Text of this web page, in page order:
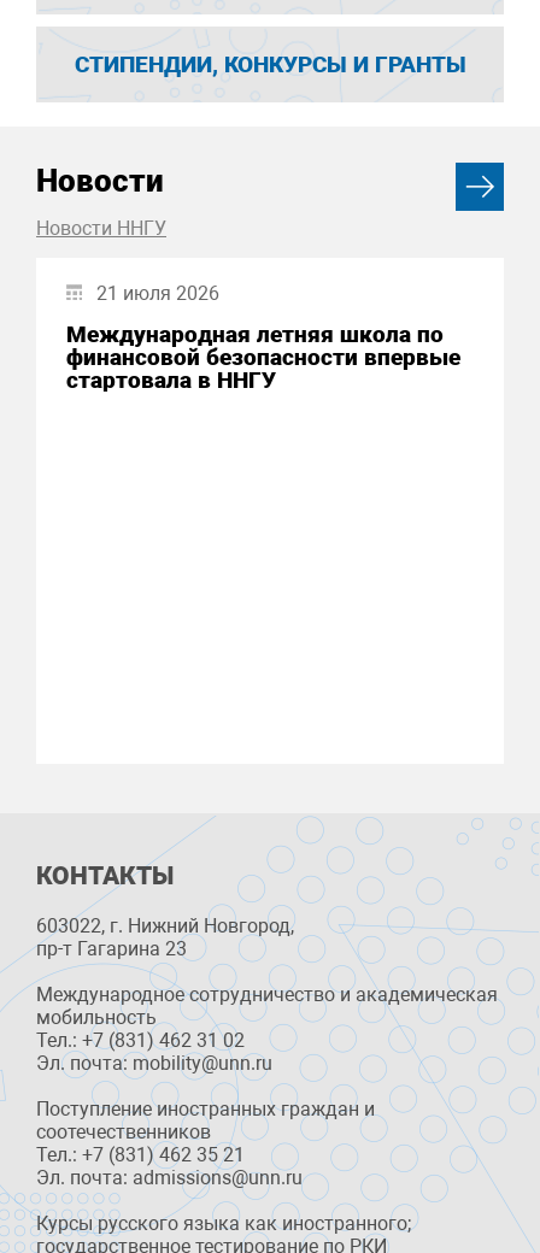
СТИПЕНДИИ, КОНКУРСЫ И ГРАНТЫ
Новости
Новости ННГУ
21 июля 2026
Международная летняя школа по
финансовой безопасности впервые
стартовала в ННГУ
КОНТАКТЫ
603022, г. Нижний Новгород,
пр-т Гагарина 23
Международное сотрудничество и академическая
мобильность
Тел.: +7 (831) 462 31 02
Эл. почта: mobility@unn.ru
Поступление иностранных граждан и
соотечественников
Тел.: +7 (831) 462 35 21
Эл. почта: admissions@unn.ru
Курсы русского языка как иностранного;
государственное тестирование по РКИ